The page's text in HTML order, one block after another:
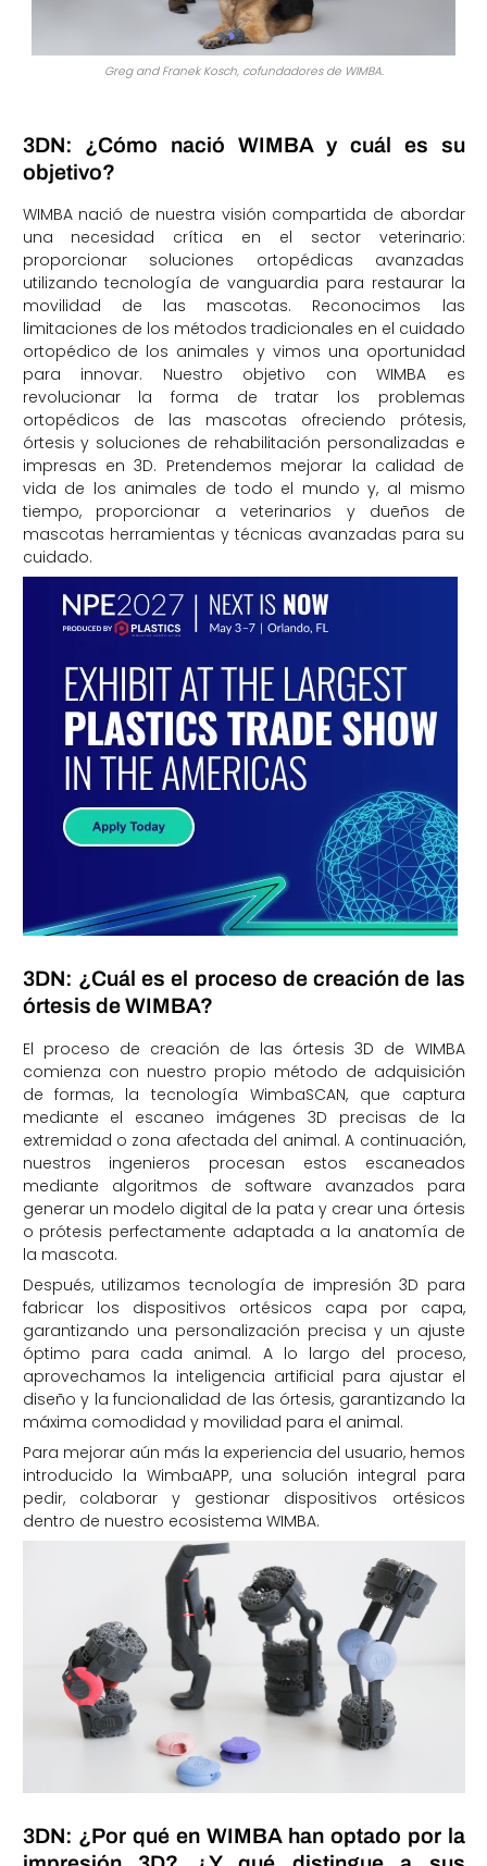
Greg and Franek Kosch, cofundadores de WIMBA.
3DN: ¿Cómo nació WIMBA y cuál es su
objetivo?
WIMBA nació de nuestra visión compartida de abordar
una necesidad crítica en el sector veterinario:
proporcionar soluciones ortopédicas avanzadas
utilizando tecnología de vanguardia para restaurar la
movilidad de las mascotas. Reconocimos las
limitaciones de los métodos tradicionales en el cuidado
ortopédico de los animales y vimos una oportunidad
para innovar. Nuestro objetivo con WIMBA es
revolucionar la forma de tratar los problemas
ortopédicos de las mascotas ofreciendo prótesis,
órtesis y soluciones de rehabilitación personalizadas e
impresas en 3D. Pretendemos mejorar la calidad de
vida de los animales de todo el mundo y, al mismo
tiempo, proporcionar a veterinarios y dueños de
mascotas herramientas y técnicas avanzadas para su
cuidado.
3DN: ¿Cuál es el proceso de creación de las
órtesis de WIMBA?
El proceso de creación de las órtesis 3D de WIMBA
comienza con nuestro propio método de adquisición
de formas, la tecnología WimbaSCAN, que captura
mediante el escaneo imágenes 3D precisas de la
extremidad o zona afectada del animal. A continuación,
nuestros ingenieros procesan estos escaneados
mediante algoritmos de software avanzados para
generar un modelo digital de la pata y crear una órtesis
o prótesis perfectamente adaptada a la anatomía de
la mascota.
Después, utilizamos tecnología de impresión 3D para
fabricar los dispositivos ortésicos capa por capa,
garantizando una personalización precisa y un ajuste
óptimo para cada animal. A lo largo del proceso,
aprovechamos la inteligencia artificial para ajustar el
diseño y la funcionalidad de las órtesis, garantizando la
máxima comodidad y movilidad para el animal.
Para mejorar aún más la experiencia del usuario, hemos
introducido la WimbaAPP, una solución integral para
pedir, colaborar y gestionar dispositivos ortésicos
dentro de nuestro ecosistema WIMBA.
3DN: ¿Por qué en WIMBA han optado por la